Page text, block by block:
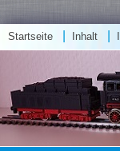
Startseite Inhalt